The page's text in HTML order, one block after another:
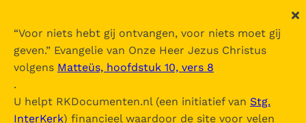
“Voor niets hebt gij ontvangen, voor niets moet gij
geven.” Evangelie van Onze Heer Jezus Christus
volgens Matteüs, hoofdstuk 10, vers 8
.
U helpt RKDocumenten.nl (een initiatief van Stg.
InterKerk) financieel waardoor de site voor velen
De Bijbel